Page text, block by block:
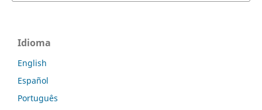
Idioma
English
Español
Português